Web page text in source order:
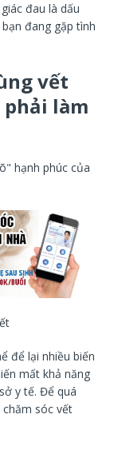
đau là dấu
đang gặp tình
vết
làm
để lại nhiều biến
mất khả năng
y tế. Để quá
sóc vết